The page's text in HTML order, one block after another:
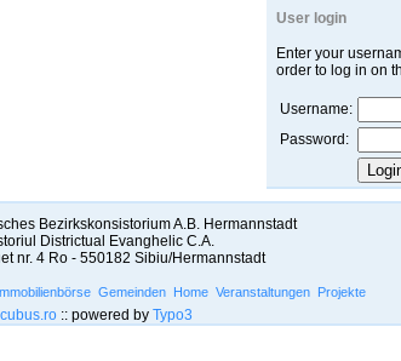
User login
Enter your
order to log in on
Username:
Password:
Bezirkskonsistorium A.B. Hermannstadt
Districtual Evanghelic C.A.
nr. 4 Ro - 550182 Sibiu/Hermannstadt
Gemeinden Home Veranstaltungen Projekte
cubus.ro:: powered by Typo3